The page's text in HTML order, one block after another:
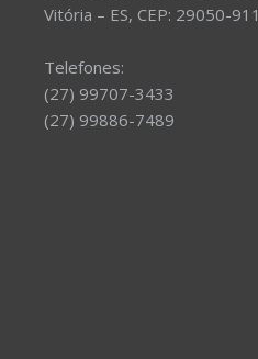
Vitória – ES, CEP: 29050-911
Telefones:
(27) 99707-3433
(27) 99886-7489